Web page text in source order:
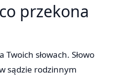
przekona
słowach. Słowo
sądzie rodzinnym